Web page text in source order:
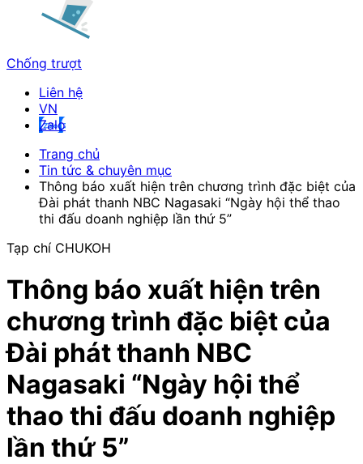
Chống trượt
Liên hệ
Zalo
Trang chủ
Tin tức & chuyên mục
Thông báo xuất hiện trên chương trình đặc biệt của
Đài phát thanh NBC Nagasaki “Ngày hội thể thao
thi đấu doanh nghiệp lần thứ 5”
Tạp chí CHUKOH
Thông báo xuất hiện trên
chương trình đặc biệt của
Đài phát thanh NBC
Nagasaki “Ngày hội thể
thao thi đấu doanh nghiệp
lần thứ 5”